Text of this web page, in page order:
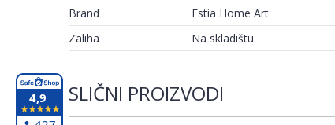
Brand
Estia Home Art
Zaliha
Na skladištu
SLIČNI PROIZVODI
4,9